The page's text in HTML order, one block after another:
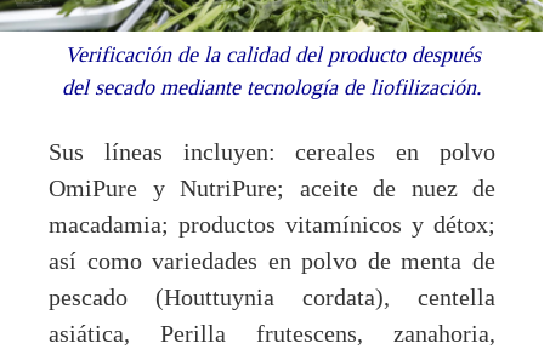
Verificación de la calidad del producto después
del secado mediante tecnología de liofilización.
Sus líneas incluyen: cereales en polvo
OmiPure y NutriPure; aceite de nuez de
macadamia; productos vitamínicos y détox;
así como variedades en polvo de menta de
pescado (Houttuynia cordata), centella
asiática, Perilla frutescens, zanahoria,